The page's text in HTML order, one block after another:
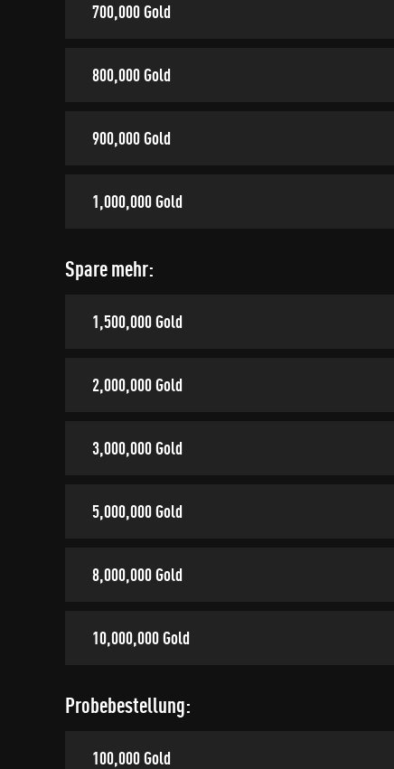
700,000 Gold
800,000 Gold
900,000 Gold
1,000,000 Gold
Spare mehr:
1,500,000 Gold
2,000,000 Gold
3,000,000 Gold
5,000,000 Gold
8,000,000 Gold
10,000,000 Gold
Probebestellung:
100,000 Gold